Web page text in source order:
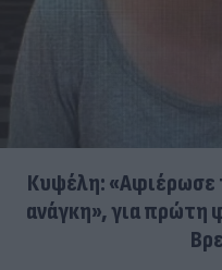
Κυψέλη: «Αφιέρωσε
ανάγκη», για πρώτη